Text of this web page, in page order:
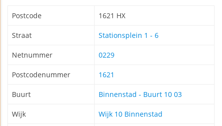
Postcode 1621 HX
Straat Stationsplein 1 - 6
Netnummer 0229
Postcodenummer 1621
Buurt Binnenstad - Buurt 10 03
Wijk Wijk 10 Binnenstad